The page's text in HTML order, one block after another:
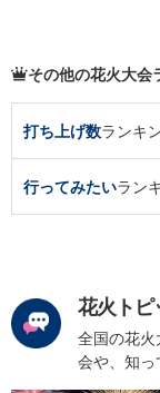
その他の花火大会
打ち上げ数ランキ
行ってみたいラン
花火トピ
全国の花
会や、知っ